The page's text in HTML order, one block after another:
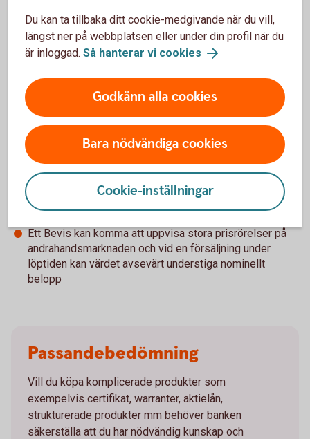
Fördelar
Placeraren har exempelvis möjlighet till avkastning även
vid en sidledes och ibland nedåtgående marknad
riskbarriären
Det räcker oftast med att kupongvillkoret är uppfyllt vid
något av avläsningstillfällena för att placeraren ska
erhålla kupongutbetalningen
Nackdelar
Delar av eller hela det nominella beloppet kan gå
Ett Bevis kan komma att uppvisa stora prisrörelser på
andrahandsmarknaden och vid en försäljning under
löptiden kan värdet avsevärt understiga nominellt
belopp
Passandebedömning
Vill du köpa komplicerade produkter som
exempelvis certifikat, warranter, aktielån,
strukturerade produkter mm behöver banken
säkerställa att du har nödvändig kunskap och
Du kan ta tillbaka ditt cookie-medgivande när du vill,
längst ner på webbplatsen eller under din profil när du
är inloggad. Så hanterar vi cookies
Godkänn alla cookies
Bara nödvändiga cookies
Cookie-inställningar